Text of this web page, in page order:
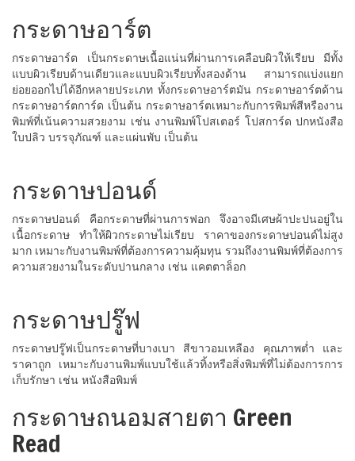
กระดาษอาร์ต
กระดาษอาร์ต เป็นกระดาษเนื้อแน่นที่ผ่านการเคลือบผิวให้เรียบ มีทั้ง
แบบผิวเรียบด้านเดียวและแบบผิวเรียบทั้งสองด้าน สามารถแบ่งแยก
ย่อยออกไปได้อีกหลายประเภท ทั้งกระดาษอาร์ตมัน กระดาษอาร์ตด้าน
กระดาษอาร์ตการ์ด เป็นต้น กระดาษอาร์ตเหมาะกับการพิมพ์สีหรืองาน
พิมพ์ที่เน้นความสวยงาม เช่น งานพิมพ์โปสเตอร์ โปสการ์ด ปกหนังสือ
ใบปลิว บรรจุภัณฑ์ และแผ่นพับ เป็นต้น
กระดาษปอนด์
กระดาษปอนด์ คือกระดาษที่ผ่านการฟอก จึงอาจมีเศษผ้าปะปนอยู่ใน
เนื้อกระดาษ ทำให้ผิวกระดาษไม่เรียบ ราคาของกระดาษปอนด์ไม่สูง
มาก เหมาะกับงานพิมพ์ที่ต้องการความคุ้มทุน รวมถึงงานพิมพ์ที่ต้องการ
ความสวยงามในระดับปานกลาง เช่น แคตตาล็อก
กระดาษปรู๊ฟ
กระดาษปรู๊ฟเป็นกระดาษที่บางเบา สีขาวอมเหลือง คุณภาพต่ำ และ
ราคาถูก เหมาะกับงานพิมพ์แบบใช้แล้วทิ้งหรือสิ่งพิมพ์ที่ไม่ต้องการการ
เก็บรักษา เช่น หนังสือพิมพ์
กระดาษถนอมสายตา Green
Read